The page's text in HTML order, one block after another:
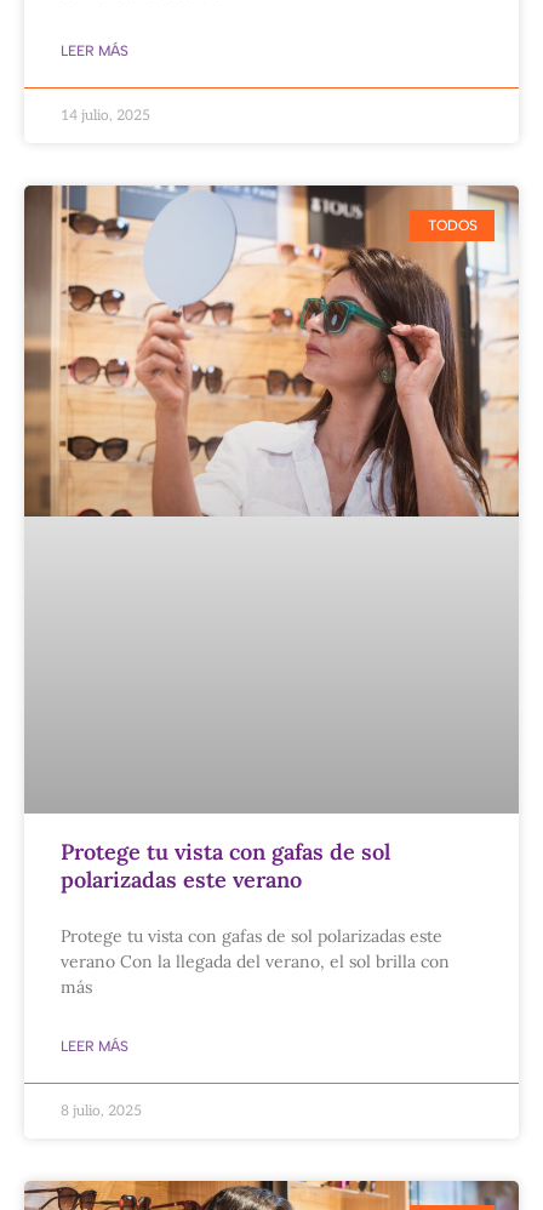
LEER MÁS
14 julio, 2025
TODOS
Protege tu vista con gafas de sol
polarizadas este verano
Protege tu vista con gafas de sol polarizadas este
verano Con la llegada del verano, el sol brilla con
más
LEER MÁS
8 julio, 2025